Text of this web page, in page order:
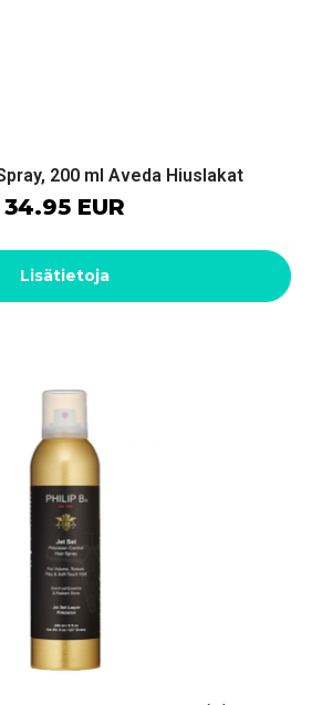
200 ml Aveda Hiuslakat
34.95 EUR
Lisätietoja